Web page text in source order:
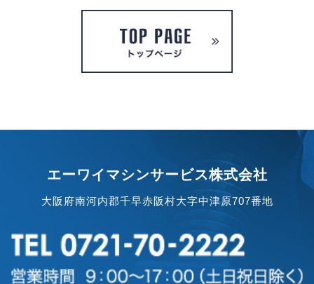
エーワイマシンサービス株式会社
大阪府南河内郡千早赤阪村大字中津原707番地